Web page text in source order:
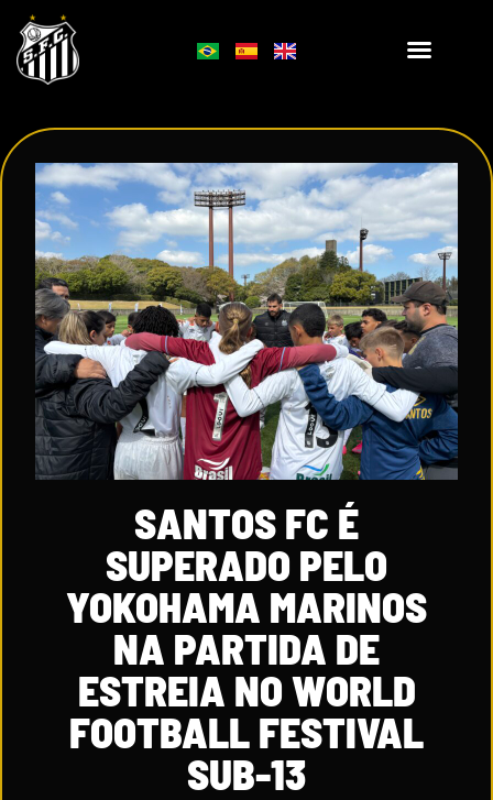
SANTOS FC É
SUPERADO PELO
YOKOHAMA MARINOS
NA PARTIDA DE
ESTREIA NO WORLD
FOOTBALL FESTIVAL
SUB-13